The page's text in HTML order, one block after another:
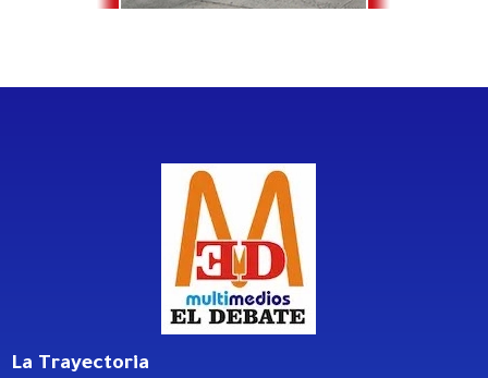
La Trayectoria